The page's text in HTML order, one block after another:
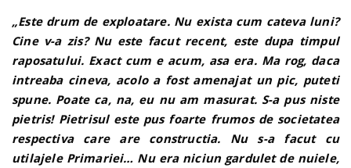
„Este drum de exploatare. Nu exista cum cateva luni?
Cine v-a zis? Nu este facut recent, este dupa timpul
raposatului. Exact cum e acum, asa era. Ma rog, daca
intreaba cineva, acolo a fost amenajat un pic, puteti
spune. Poate ca, na, eu nu am masurat. S-a pus niste
pietris! Pietrisul este pus foarte frumos de societatea
respectiva care are constructia. Nu s-a facut cu
utilajele Primariei… Nu era niciun gardulet de nuiele,